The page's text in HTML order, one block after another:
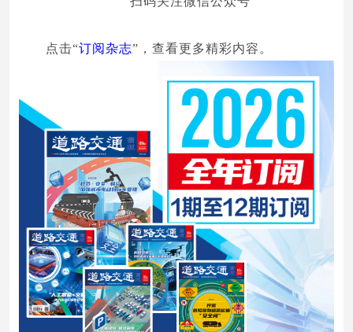
点击“订阅杂志”，查看更多精彩内容。